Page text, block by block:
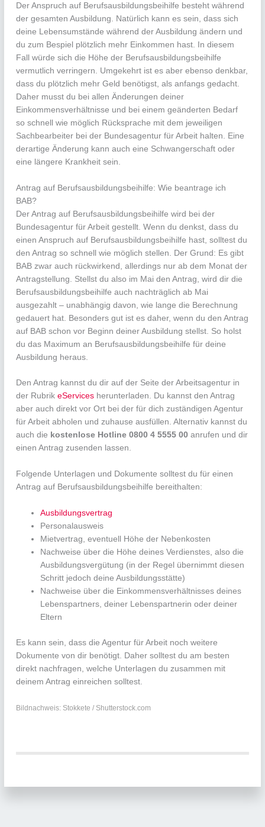
Der Anspruch auf Berufsausbildungsbeihilfe besteht während
der gesamten Ausbildung. Natürlich kann es sein, dass sich
deine Lebensumstände während der Ausbildung ändern und
du zum Bespiel plötzlich mehr Einkommen hast. In diesem
Fall würde sich die Höhe der Berufsausbildungsbeihilfe
vermutlich verringern. Umgekehrt ist es aber ebenso denkbar,
dass du plötzlich mehr Geld benötigst, als anfangs gedacht.
Daher musst du bei allen Änderungen deiner
Einkommensverhältnisse und bei einem geänderten Bedarf
so schnell wie möglich Rücksprache mit dem jeweiligen
Sachbearbeiter bei der Bundesagentur für Arbeit halten. Eine
derartige Änderung kann auch eine Schwangerschaft oder
eine längere Krankheit sein.
Antrag auf Berufsausbildungsbeihilfe: Wie beantrage ich
BAB?
Der Antrag auf Berufsausbildungsbeihilfe wird bei der
Bundesagentur für Arbeit gestellt. Wenn du denkst, dass du
einen Anspruch auf Berufsausbildungsbeihilfe hast, solltest du
den Antrag so schnell wie möglich stellen. Der Grund: Es gibt
BAB zwar auch rückwirkend, allerdings nur ab dem Monat der
Antragstellung. Stellst du also im Mai den Antrag, wird dir die
Berufsausbildungsbeihilfe auch nachträglich ab Mai
ausgezahlt – unabhängig davon, wie lange die Berechnung
gedauert hat. Besonders gut ist es daher, wenn du den Antrag
auf BAB schon vor Beginn deiner Ausbildung stellst. So holst
du das Maximum an Berufsausbildungsbeihilfe für deine
Ausbildung heraus.
Den Antrag kannst du dir auf der Seite der Arbeitsagentur in
der RubrikeServices herunterladen. Du kannst den Antrag
aber auch direkt vor Ort bei der für dich zuständigen Agentur
für Arbeit abholen und zuhause ausfüllen. Alternativ kannst du
auch die kostenlose Hotline 0800 4 5555 00 anrufen und dir
einen Antrag zusenden lassen.
Folgende Unterlagen und Dokumente solltest du für einen
Antrag auf Berufsausbildungsbeihilfe bereithalten:
Ausbildungsvertrag
Personalausweis
Mietvertrag, eventuell Höhe der Nebenkosten
Nachweise über die Höhe deines Verdienstes, also die
Ausbildungsvergütung (in der Regel übernimmt diesen
Schritt jedoch deine Ausbildungsstätte)
Nachweise über die Einkommensverhältnisses deines
Lebenspartners, deiner Lebenspartnerin oder deiner
Eltern
Es kann sein, dass die Agentur für Arbeit noch weitere
Dokumente von dir benötigt. Daher solltest du am besten
direkt nachfragen, welche Unterlagen du zusammen mit
deinem Antrag einreichen solltest.
Bildnachweis: Stokkete / Shutterstock.com